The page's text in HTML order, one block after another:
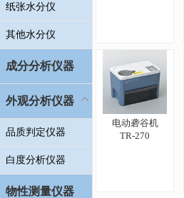
纸张水分仪
其他水分仪
成分分析仪器
外观分析仪器
品质判定仪器
白度分析仪器
物性测量仪器
电动砻谷机
TR-270